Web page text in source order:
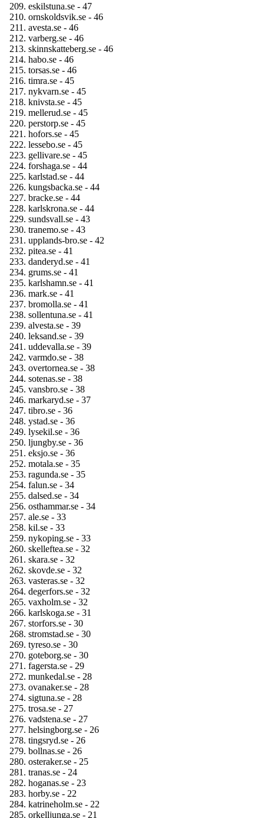
eskilstuna.se - 47
ornskoldsvik.se - 46
avesta.se - 46
varberg.se - 46
skinnskatteberg.se - 46
habo.se - 46
torsas.se - 46
timra.se - 45
nykvarn.se - 45
knivsta.se - 45
mellerud.se - 45
perstorp.se - 45
hofors.se - 45
lessebo.se - 45
gellivare.se - 45
forshaga.se - 44
karlstad.se - 44
kungsbacka.se - 44
bracke.se - 44
karlskrona.se - 44
sundsvall.se - 43
tranemo.se - 43
upplands-bro.se - 42
pitea.se - 41
danderyd.se - 41
grums.se - 41
karlshamn.se - 41
mark.se - 41
bromolla.se - 41
sollentuna.se - 41
alvesta.se - 39
leksand.se - 39
uddevalla.se - 39
varmdo.se - 38
overtornea.se - 38
sotenas.se - 38
vansbro.se - 38
markaryd.se - 37
tibro.se - 36
ystad.se - 36
lysekil.se - 36
ljungby.se - 36
eksjo.se - 36
motala.se - 35
ragunda.se - 35
falun.se - 34
dalsed.se - 34
osthammar.se - 34
ale.se - 33
kil.se - 33
nykoping.se - 33
skelleftea.se - 32
skara.se - 32
skovde.se - 32
vasteras.se - 32
degerfors.se - 32
vaxholm.se - 32
karlskoga.se - 31
storfors.se - 30
stromstad.se - 30
tyreso.se - 30
goteborg.se - 30
fagersta.se - 29
munkedal.se - 28
ovanaker.se - 28
sigtuna.se - 28
trosa.se - 27
vadstena.se - 27
helsingborg.se - 26
tingsryd.se - 26
bollnas.se - 26
osteraker.se - 25
tranas.se - 24
hoganas.se - 23
horby.se - 22
katrineholm.se - 22
orkelljunga.se - 21